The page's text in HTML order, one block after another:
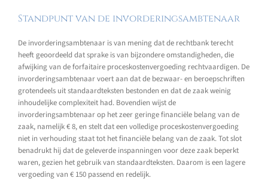
Standpunt van de invorderingsambtenaar
De invorderingsambtenaar is van mening dat de rechtbank terecht
heeft geoordeeld dat sprake is van bijzondere omstandigheden, die
afwijking van de forfaitaire proceskostenvergoeding rechtvaardigen. De
invorderingsambtenaar voert aan dat de bezwaar- en beroepschriften
grotendeels uit standaardteksten bestonden en dat de zaak weinig
inhoudelijke complexiteit had. Bovendien wijst de
invorderingsambtenaar op het zeer geringe financiële belang van de
zaak, namelijk € 8, en stelt dat een volledige proceskostenvergoeding
niet in verhouding staat tot het financiële belang van de zaak. Tot slot
benadrukt hij dat de geleverde inspanningen voor deze zaak beperkt
waren, gezien het gebruik van standaardteksten. Daarom is een lagere
vergoeding van € 150 passend en redelijk.